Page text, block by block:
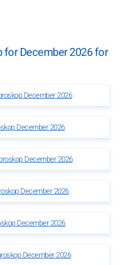
for December 2026 for
December 2026
December 2026
December 2026
December 2026
December 2026
December 2026